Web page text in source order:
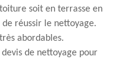
soit en terrasse en
réussir le nettoyage.
abordables.
de nettoyage pour